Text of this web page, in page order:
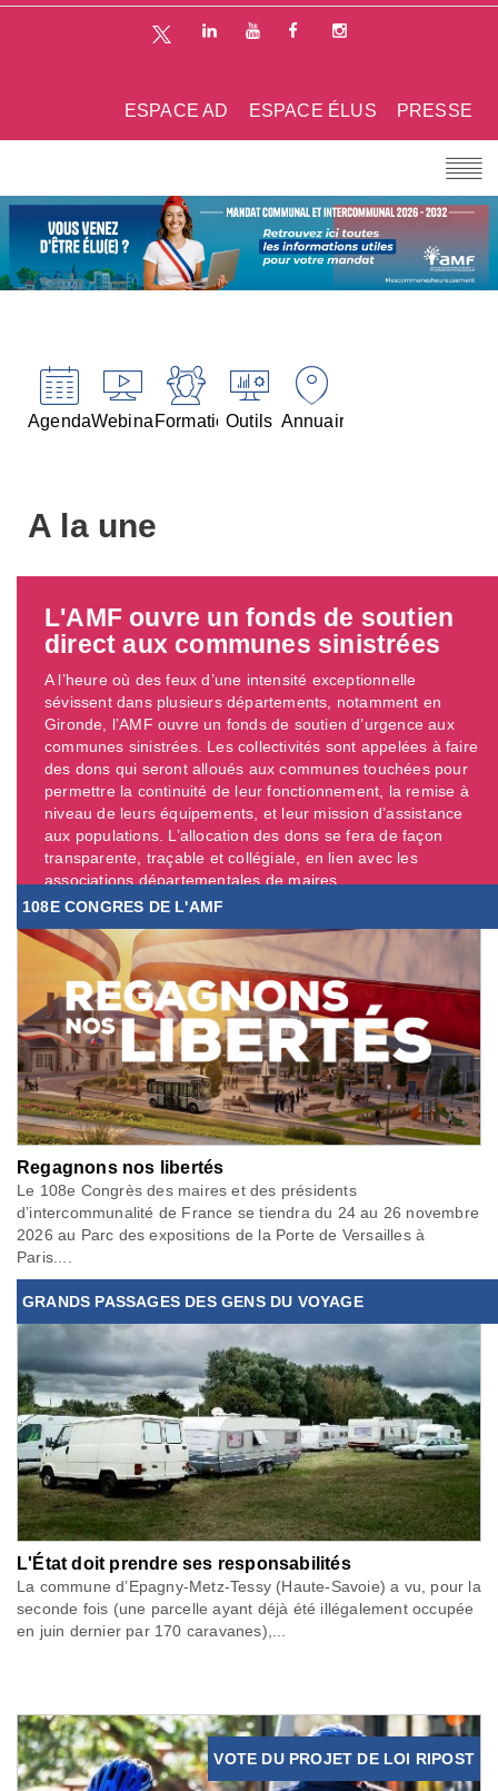
PRESSE
ESPACE ÉLUS
ESPACE AD
AgendaWebinairesFormationsOutils Annuaires
A la une
L'AMF ouvre un fonds de soutien
direct aux communes sinistrées
A l’heure où des feux d’une intensité exceptionnelle
sévissent dans plusieurs départements, notamment en
Gironde, l’AMF ouvre un fonds de soutien d’urgence aux
communes sinistrées. Les collectivités sont appelées à faire
des dons qui seront alloués aux communes touchées pour
permettre la continuité de leur fonctionnement, la remise à
niveau de leurs équipements, et leur mission d’assistance
aux populations. L’allocation des dons se fera de façon
transparente, traçable et collégiale, en lien avec les
associations départementales de maires. ...
108E CONGRES DE L'AMF
Regagnons nos libertés
Le 108e Congrès des maires et des présidents
d’intercommunalité de France se tiendra du 24 au 26 novembre
2026 au Parc des expositions de la Porte de Versailles à
Paris....
GRANDS PASSAGES DES GENS DU VOYAGE
L'État doit prendre ses responsabilités
La commune d’Epagny-Metz-Tessy (Haute-Savoie) a vu, pour la
seconde fois (une parcelle ayant déjà été illégalement occupée
en juin dernier par 170 caravanes),...
VOTE DU PROJET DE LOI RIPOST